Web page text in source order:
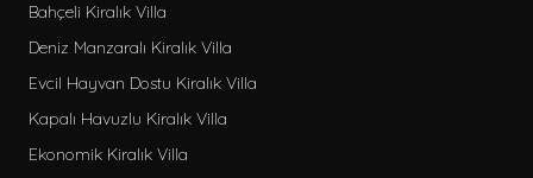
Bahçeli Kiralık Villa
Deniz Manzaralı Kiralık Villa
Evcil Hayvan Dostu Kiralık Villa
Kapalı Havuzlu Kiralık Villa
Ekonomik Kiralık Villa